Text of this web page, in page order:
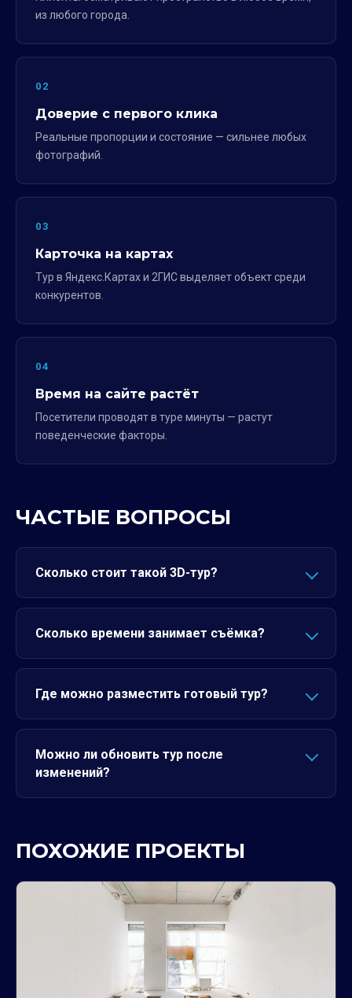
из любого города.
02
Доверие с первого клика
Реальные пропорции и состояние — сильнее любых
фотографий.
03
Карточка на картах
Тур в Яндекс.Картах и 2ГИС выделяет объект среди
конкурентов.
04
Время на сайте растёт
Посетители проводят в туре минуты — растут
поведенческие факторы.
ЧАСТЫЕ ВОПРОСЫ
Сколько стоит такой 3D-тур?
Сколько времени занимает съёмка?
Где можно разместить готовый тур?
Можно ли обновить тур после
изменений?
ПОХОЖИЕ ПРОЕКТЫ